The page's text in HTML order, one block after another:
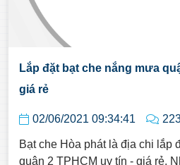
Lắp đặt bạt che nắng mưa
giá rẻ
02/06/2021 09:34:41
Bạt che Hòa phát là địa chi lắp
quận 2 TPHCM uy tín - giá rẻ.